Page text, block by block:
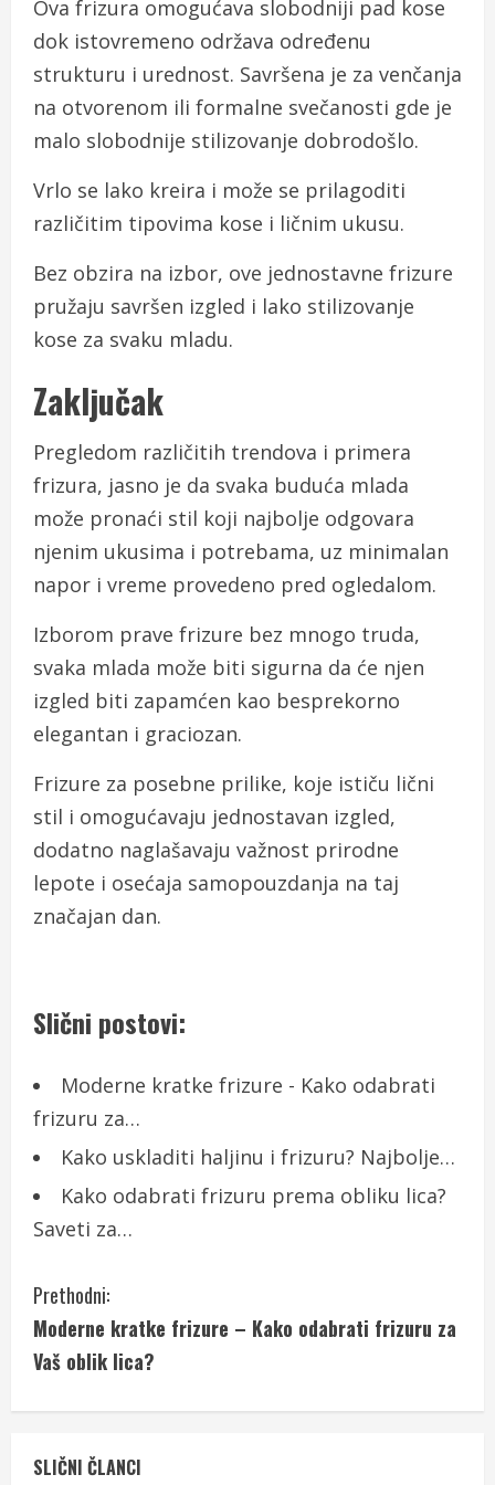
Ova frizura omogućava slobodniji pad kose
dok istovremeno održava određenu
strukturu i urednost. Savršena je za venčanja
na otvorenom ili formalne svečanosti gde je
malo slobodnije stilizovanje dobrodošlo.
Vrlo se lako kreira i može se prilagoditi
različitim tipovima kose i ličnim ukusu.
Bez obzira na izbor, ove jednostavne frizure
pružaju savršen izgled i lako stilizovanje
kose za svaku mladu.
Zaključak
Pregledom različitih trendova i primera
frizura, jasno je da svaka buduća mlada
može pronaći stil koji najbolje odgovara
njenim ukusima i potrebama, uz minimalan
napor i vreme provedeno pred ogledalom.
Izborom prave frizure bez mnogo truda,
svaka mlada može biti sigurna da će njen
izgled biti zapamćen kao besprekorno
elegantan i graciozan.
Frizure za posebne prilike, koje ističu lični
stil i omogućavaju jednostavan izgled,
dodatno naglašavaju važnost prirodne
lepote i osećaja samopouzdanja na taj
značajan dan.
Slični postovi:
Moderne kratke frizure - Kako odabrati
frizuru za…
Kako uskladiti haljinu i frizuru? Najbolje…
Kako odabrati frizuru prema obliku lica?
Saveti za…
C
o
Prethodni:
Moderne kratke frizure – Kako odabrati frizuru za
Vaš oblik lica?
SLIČNI ČLANCI